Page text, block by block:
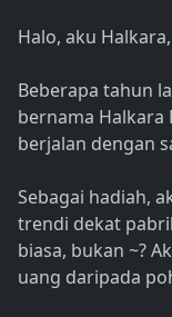
Halo, aku
Beberapa tahun
bernama Halkara
berjalan dengan
Sebagai hadiah,
trendi dekat
biasa, bukan ~?
uang daripada